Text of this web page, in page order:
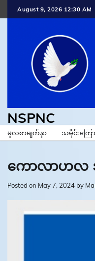
August 9, 2026 12:30 AM
NSPNC
မူလစာမျက်နှာ သမိုင်းကြော
ကောလာဟလ
Posted on May 7, 2024 by